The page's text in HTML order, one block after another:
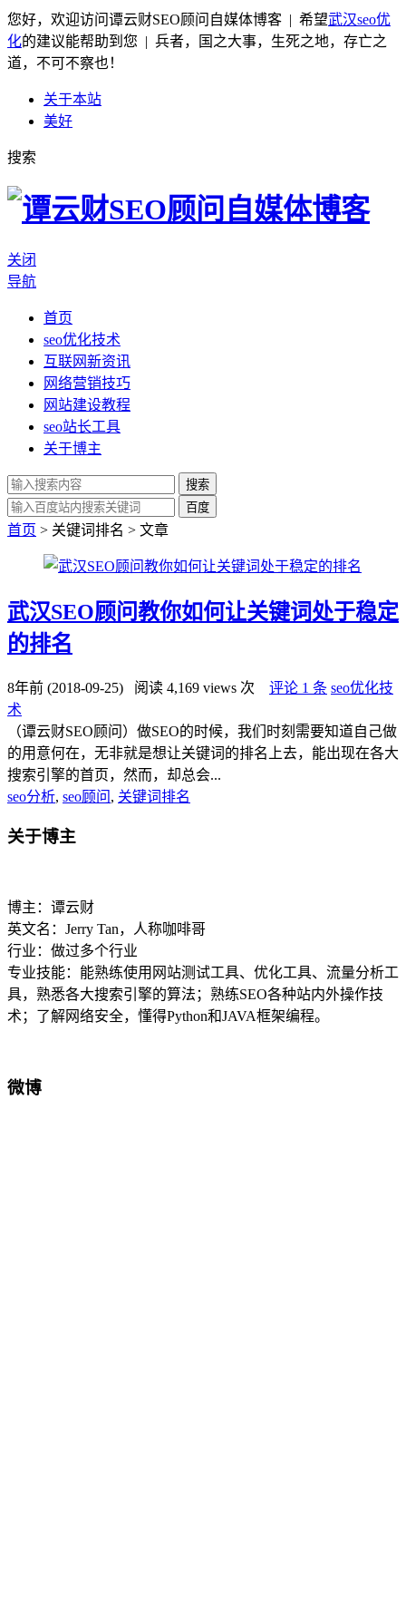
您好，欢迎访问谭云财SEO顾问自媒体博客 | 希望武汉seo优
化的建议能帮助到您 | 兵者，国之大事，生死之地，存亡之
道，不可不察也！
关于本站
美好
搜索
关闭
导航
首页
seo优化技术
互联网新资讯
网络营销技巧
网站建设教程
seo站长工具
关于博主
搜索
百度
首页 > 关键词排名 > 文章
武汉SEO顾问教你如何让关键词处于稳定
的排名
8年前 (2018-09-25) 阅读 4,169 views 次 评论 1 条 seo优化技
术
（谭云财SEO顾问）做SEO的时候，我们时刻需要知道自己做
的用意何在，无非就是想让关键词的排名上去，能出现在各大
搜索引擎的首页，然而，却总会...
seo分析, seo顾问 , 关键词排名
关于博主
博主：谭云财
英文名：Jerry Tan，人称咖啡哥
行业：做过多个行业
专业技能：能熟练使用网站测试工具、优化工具、流量分析工
具，熟悉各大搜索引擎的算法；熟练SEO各种站内外操作技
术；了解网络安全，懂得Python和JAVA框架编程。
微博